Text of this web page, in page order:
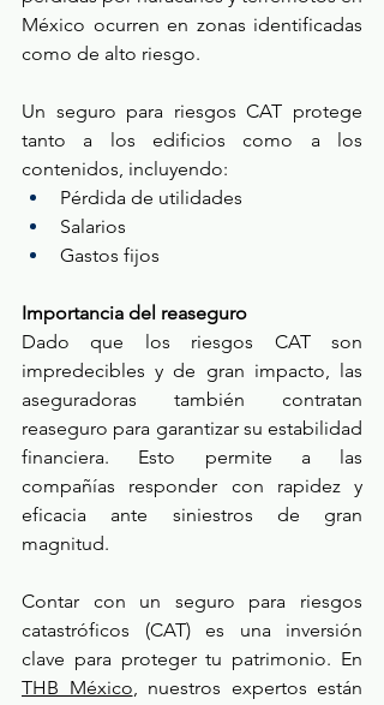
México ocurren en zonas identificadas
como de alto riesgo.
Un seguro para riesgos CAT protege
tanto a los edificios como a los
contenidos, incluyendo:
Pérdida de utilidades
Salarios
Gastos fijos
Importancia del reaseguro
Dado que los riesgos CAT son
impredecibles y de gran impacto, las
aseguradoras también contratan
reaseguro para garantizar su estabilidad
financiera. Esto permite a las
compañías responder con rapidez y
eficacia ante siniestros de gran
magnitud.
Contar con un seguro para riesgos
catastróficos (CAT) es una inversión
THB México, nuestros expertos están